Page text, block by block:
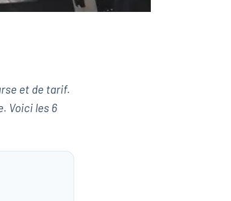
et de tarif.
Voici les 6